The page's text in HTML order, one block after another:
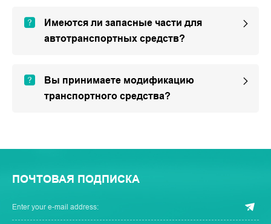
Имеются ли запасные части для
автотранспортных средств?
Вы принимаете модификацию
транспортного средства?
ПОЧТОВАЯ ПОДПИСКА